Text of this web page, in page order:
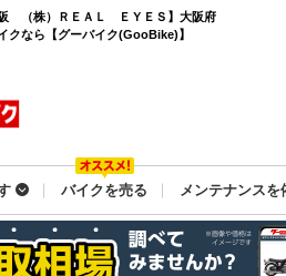
阪 （株）ＲＥＡＬ ＥＹＥＳ】大阪府
クなら【グーバイク(GooBike)】
バイクを売る メンテナンスを